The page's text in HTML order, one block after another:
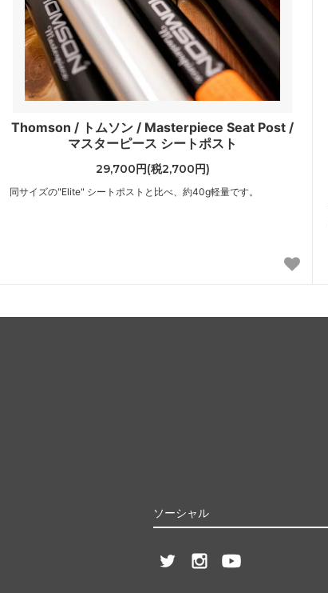
Thomson / トムソン / Masterpiece Seat Post /
マスターピース シートポスト
29,700円(税2,700円)
同サイズの"Elite" シートポストと比べ、約40g軽量です。
ソーシャル